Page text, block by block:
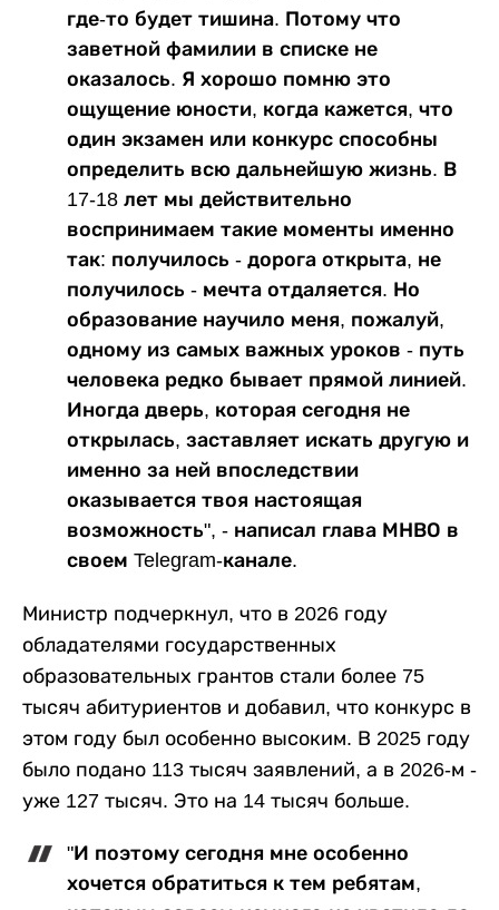
где-то будет тишина. Потому что
заветной фамилии в списке не
оказалось. Я хорошо помню это
ощущение юности, когда кажется, что
один экзамен или конкурс способны
определить всю дальнейшую жизнь. В
17-18 лет мы действительно
воспринимаем такие моменты именно
так: получилось - дорога открыта, не
получилось - мечта отдаляется. Но
образование научило меня, пожалуй,
одному из самых важных уроков - путь
человека редко бывает прямой линией.
Иногда дверь, которая сегодня не
открылась, заставляет искать другую и
именно за ней впоследствии
оказывается твоя настоящая
возможность", - написал глава МНВО в
своем Telegram-канале.
Министр подчеркнул, что в 2026 году
обладателями государственных
образовательных грантов стали более 75
тысяч абитуриентов и добавил, что конкурс в
этом году был особенно высоким. В 2025 году
было подано 113 тысяч заявлений, а в 2026-м -
уже 127 тысяч. Это на 14 тысяч больше.
"И поэтому сегодня мне особенно
хочется обратиться к тем ребятам,